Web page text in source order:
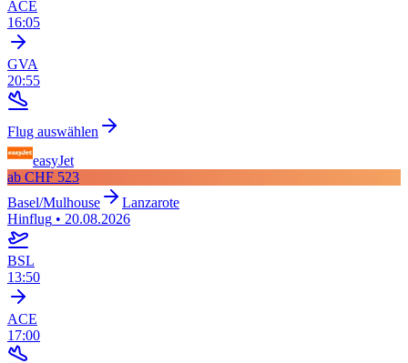
ACE
16:05
GVA
20:55
Flug auswählen
easyJet
ab CHF 523
Basel/Mulhouse
Lanzarote
Hinflug • 20.08.2026
BSL
13:50
ACE
17:00